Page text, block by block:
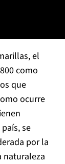
el
como
que
ocurre
se
por la
naturaleza